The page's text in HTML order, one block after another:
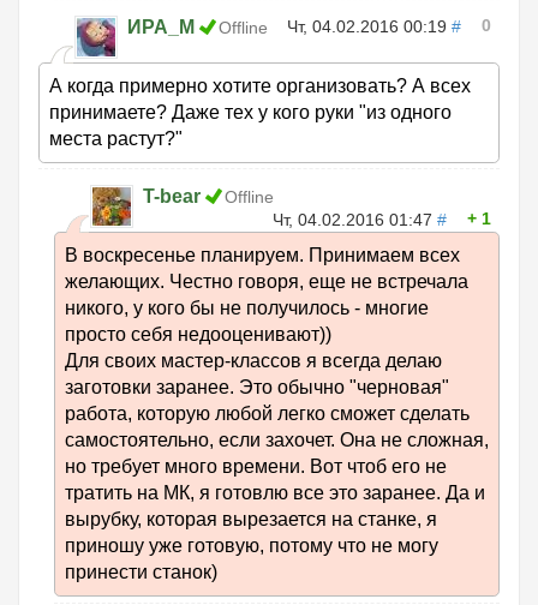
ИРА_М Offline Чт, 04.02.2016 00:19 # 0
А когда примерно хотите организовать? А всех
принимаете? Даже тех у кого руки "из одного
места растут?"
T-bear
Offline
Чт, 04.02.2016 01:47 # 1
В воскресенье планируем. Принимаем всех
желающих. Честно говоря, еще не встречала
никого, у кого бы не получилось - многие
просто себя недооценивают))
Для своих мастер-классов я всегда делаю
заготовки заранее. Это обычно "черновая"
работа, которую любой легко сможет сделать
самостоятельно, если захочет. Она не сложная,
но требует много времени. Вот чтоб его не
тратить на МК, я готовлю все это заранее. Да и
вырубку, которая вырезается на станке, я
приношу уже готовую, потому что не могу
принести станок)